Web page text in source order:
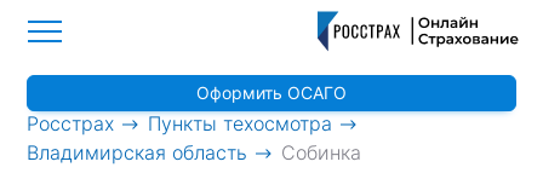
Росстрах > Пункты техосмотра
>
Владимирская область
> Собинка
Оформить ОСАГО